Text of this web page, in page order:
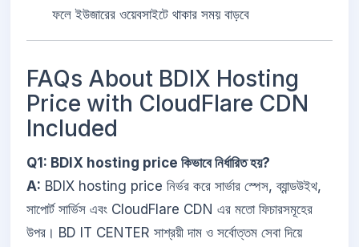
ফলে ইউজারের ওয়েবসাইটে থাকার সময় বাড়বে
FAQs About BDIX Hosting
Price with CloudFlare CDN
Included
Q1: BDIX hosting price কিভাবে নির্ধারিত হয়?
A: BDIX hosting price নির্ভর করে সার্ভার স্পেস, ব্যান্ডউইথ,
সাপোর্ট সার্ভিস এবং CloudFlare CDN এর মতো ফিচারসমূহের
উপর। BD IT CENTER সাশ্রয়ী দাম ও সর্বোত্তম সেবা দিয়ে